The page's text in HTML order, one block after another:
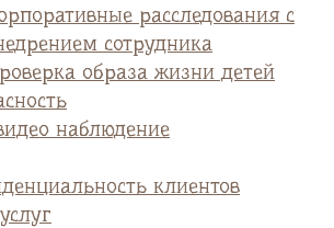
расследования с
сотрудника
образа жизни детей
наблюдение
клиентов